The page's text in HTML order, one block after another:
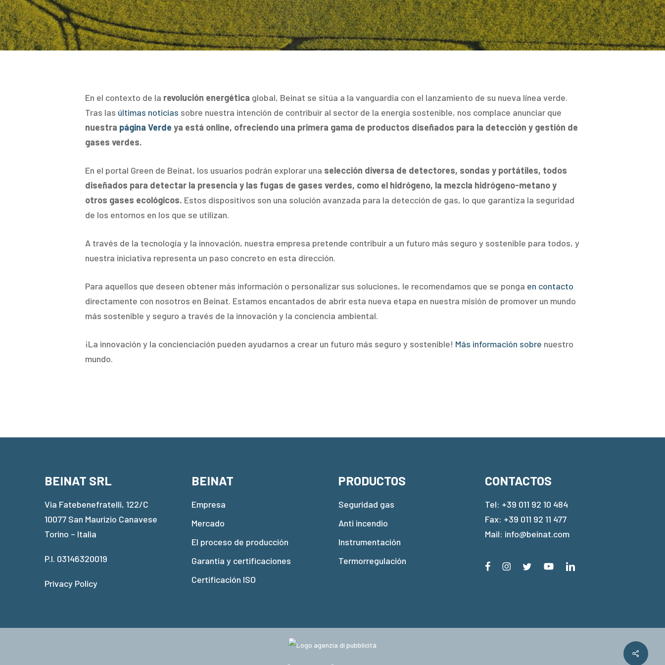
En el contexto de la revolución energética global, Beinat se sitúa a la vanguardia con el lanzamiento de su nueva línea verde.
Tras las últimas noticias sobre nuestra intención de contribuir al sector de la energía sostenible, nos complace anunciar que
nuestra página Verde ya está online, ofreciendo una primera gama de productos diseñados para la detección y gestión de
gases verdes.
En el portal Green de Beinat, los usuarios podrán explorar una selección diversa de detectores, sondas y portátiles, todos
diseñados para detectar la presencia y las fugas de gases verdes, como el hidrógeno, la mezcla hidrógeno-metano y
otros gases ecológicos. Estos dispositivos son una solución avanzada para la detección de gas, lo que garantiza la seguridad
de los entornos en los que se utilizan.
A través de la tecnología y la innovación, nuestra empresa pretende contribuir a un futuro más seguro y sostenible para todos, y
nuestra iniciativa representa un paso concreto en esta dirección.
Para aquellos que deseen obtener más información o personalizar sus soluciones, le recomendamos que se ponga en contacto
directamente con nosotros en Beinat. Estamos encantados de abrir esta nueva etapa en nuestra misión de promover un mundo
más sostenible y seguro a través de la innovación y la conciencia ambiental.
¡La innovación y la concienciación pueden ayudarnos a crear un futuro más seguro y sostenible! Más información sobre nuestro
mundo.
Share
BEINAT SRL
Via Fatebenefratelli, 122/C
10077 San Maurizio Canavese
Torino – Italia
P.I. 03146320019
Privacy Policy
BEINAT
Empresa
Mercado
El proceso de producción
Garantía y certificaciones
Certificación ISO
PRODUCTOS
Seguridad gas
Anti incendio
Instrumentación
Termorregulación
CONTACTOS
Tel: +39 011 92 10 484
Fax: +39 011 92 11 477
Mail: info@beinat.com